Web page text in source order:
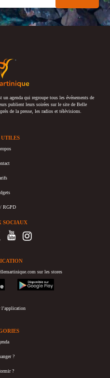
un agenda qui regroupe tous les événements de
publient leurs soirées sur le site de Belle
de la presse, les radios et télévisions.
RGPD
SOCIAUX
sur les stores
googleplay
l’application
?
?